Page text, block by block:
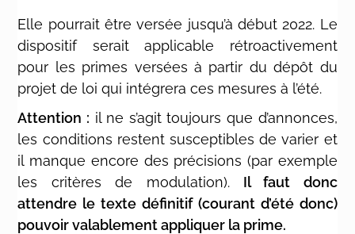
Elle pourrait être versée jusqu’à début 2022. Le
dispositif serait applicable rétroactivement
pour les primes versées à partir du dépôt du
projet de loi qui intégrera ces mesures à l’été.
Attention : il ne s’agit toujours que d’annonces,
les conditions restent susceptibles de varier et
il manque encore des précisions (par exemple
les critères de modulation). Il faut donc
attendre le texte définitif (courant d’été donc)
pouvoir valablement appliquer la prime.